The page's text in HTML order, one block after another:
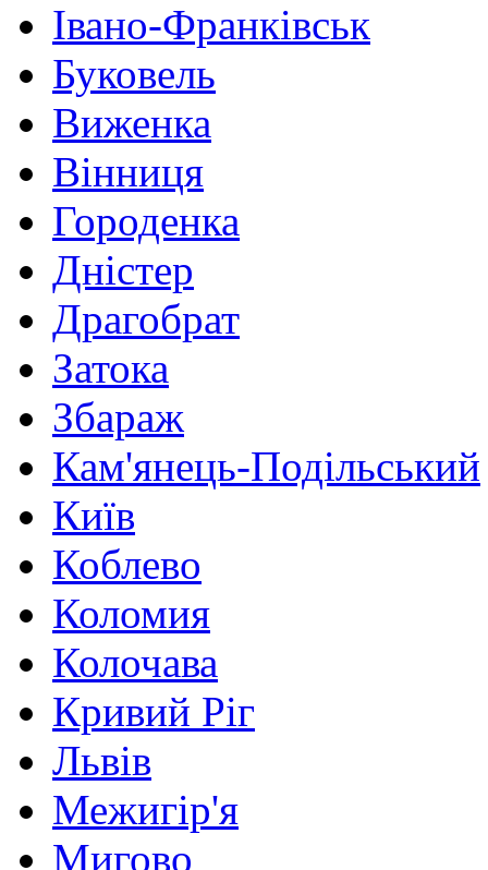
Івано-Франківськ
Буковель
Виженка
Вінниця
Городенка
Дністер
Драгобрат
Затока
Збараж
Кам'янець-Подільський
Київ
Коблево
Коломия
Колочава
Кривий Ріг
Львів
Межигір'я
Мигово